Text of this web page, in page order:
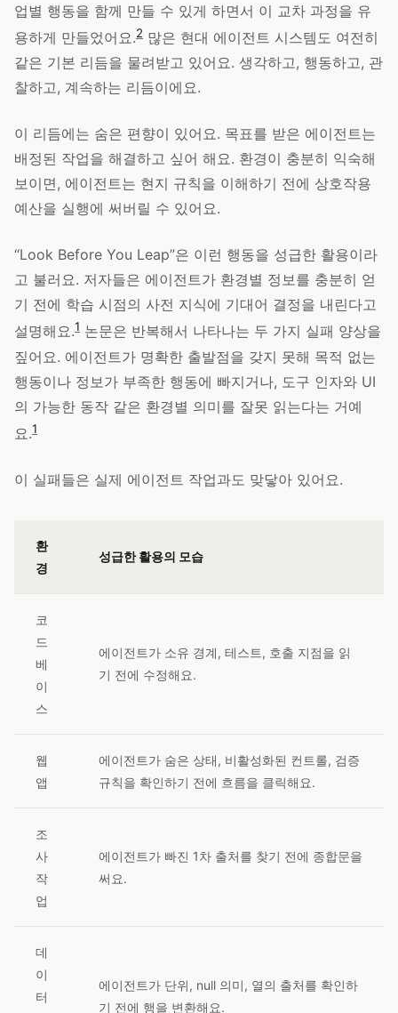
업별 행동을 함께 만들 수 있게 하면서 이 교차 과정을 유
용하게 만들었어요.2 많은 현대 에이전트 시스템도 여전히
같은 기본 리듬을 물려받고 있어요. 생각하고, 행동하고, 관
찰하고, 계속하는 리듬이에요.
이 리듬에는 숨은 편향이 있어요. 목표를 받은 에이전트는
배정된 작업을 해결하고 싶어 해요. 환경이 충분히 익숙해
보이면, 에이전트는 현지 규칙을 이해하기 전에 상호작용
예산을 실행에 써버릴 수 있어요.
“Look Before You Leap”은 이런 행동을 성급한 활용이라
고 불러요. 저자들은 에이전트가 환경별 정보를 충분히 얻
기 전에 학습 시점의 사전 지식에 기대어 결정을 내린다고
설명해요.1 논문은 반복해서 나타나는 두 가지 실패 양상을
짚어요. 에이전트가 명확한 출발점을 갖지 못해 목적 없는
행동이나 정보가 부족한 행동에 빠지거나, 도구 인자와 UI
의 가능한 동작 같은 환경별 의미를 잘못 읽는다는 거예
요.1
이 실패들은 실제 에이전트 작업과도 맞닿아 있어요.
환
경
성급한 활용의 모습
코
드
베
이
스
에이전트가 소유 경계, 테스트, 호출 지점을 읽
기 전에 수정해요.
웹
앱
에이전트가 숨은 상태, 비활성화된 컨트롤, 검증
규칙을 확인하기 전에 흐름을 클릭해요.
조
사
작
업
에이전트가 빠진 1차 출처를 찾기 전에 종합문을
써요.
데
이
터
에이전트가 단위, null 의미, 열의 출처를 확인하
기 전에 행을 변환해요.